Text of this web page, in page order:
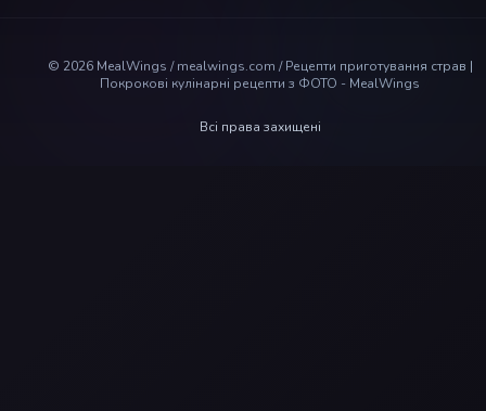
© 2026 MealWings / mealwings.com /Рецепти приготування страв |
Покрокові кулінарні рецепти з ФОТО - MealWings
Всі права захищені